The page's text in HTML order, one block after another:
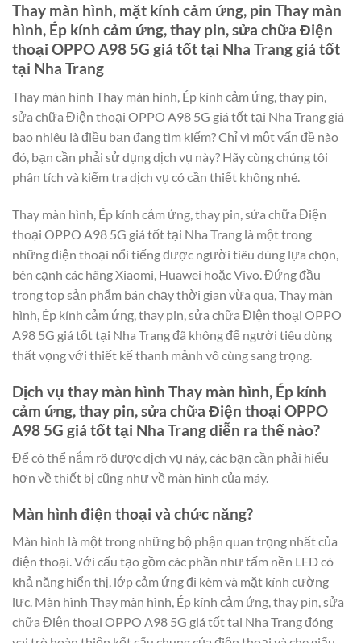
Thay màn hình, mặt kính cảm ứng, pin Thay màn
hình, Ép kính cảm ứng, thay pin, sửa chữa Điện
thoại OPPO A98 5G giá tốt tại Nha Trang giá tốt
tại Nha Trang
Thay màn hình Thay màn hình, Ép kính cảm ứng, thay pin,
sửa chữa Điện thoại OPPO A98 5G giá tốt tại Nha Trang giá
bao nhiêu là điều bạn đang tìm kiếm? Chỉ vì một vấn đề nào
đó, bạn cần phải sử dụng dịch vụ này? Hãy cùng chúng tôi
phân tích và kiểm tra dịch vụ có cần thiết không nhé.
Thay màn hình, Ép kính cảm ứng, thay pin, sửa chữa Điện
thoại OPPO A98 5G giá tốt tại Nha Trang là một trong
những điện thoại nổi tiếng được người tiêu dùng lựa chọn,
bên cạnh các hãng Xiaomi, Huawei hoặc Vivo. Đứng đầu
trong top sản phẩm bán chạy thời gian vừa qua, Thay màn
hình, Ép kính cảm ứng, thay pin, sửa chữa Điện thoại OPPO
A98 5G giá tốt tại Nha Trang đã không để người tiêu dùng
thất vọng với thiết kế thanh mảnh vô cùng sang trọng.
Dịch vụ thay màn hình Thay màn hình, Ép kính
cảm ứng, thay pin, sửa chữa Điện thoại OPPO
A98 5G giá tốt tại Nha Trang diễn ra thế nào?
Để có thể nắm rõ được dịch vụ này, các bạn cần phải hiểu
hơn về thiết bị cũng như về màn hình của máy.
Màn hình điện thoại và chức năng?
Màn hình là một trong những bộ phận quan trọng nhất của
điện thoại. Với cấu tạo gồm các phần như tấm nền LED có
khả năng hiển thị, lớp cảm ứng đi kèm và mặt kính cường
lực. Màn hình Thay màn hình, Ép kính cảm ứng, thay pin, sửa
chữa Điện thoại OPPO A98 5G giá tốt tại Nha Trang đóng